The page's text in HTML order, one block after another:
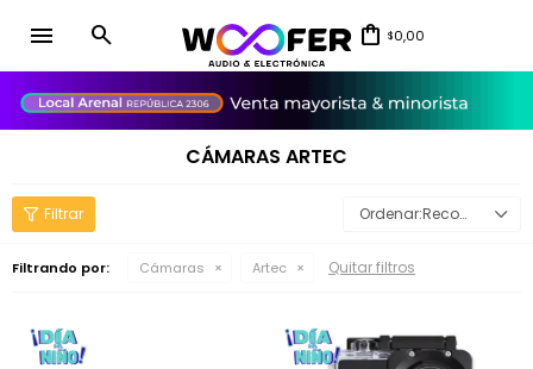
menu $0,00
CÁMARAS ARTEC
Recomendados
Filtrando por: Cámaras Artec Quitar filtros
close